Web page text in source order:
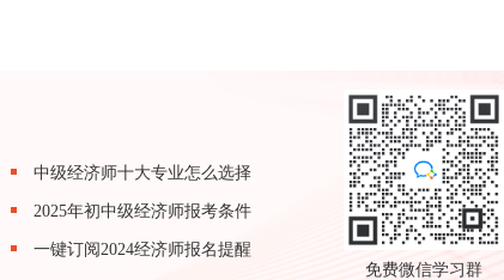
中级经济师十大专业怎么选择
2025年初中级经济师报考条件
一键订阅2024经济师报名提醒
免费微信学习群